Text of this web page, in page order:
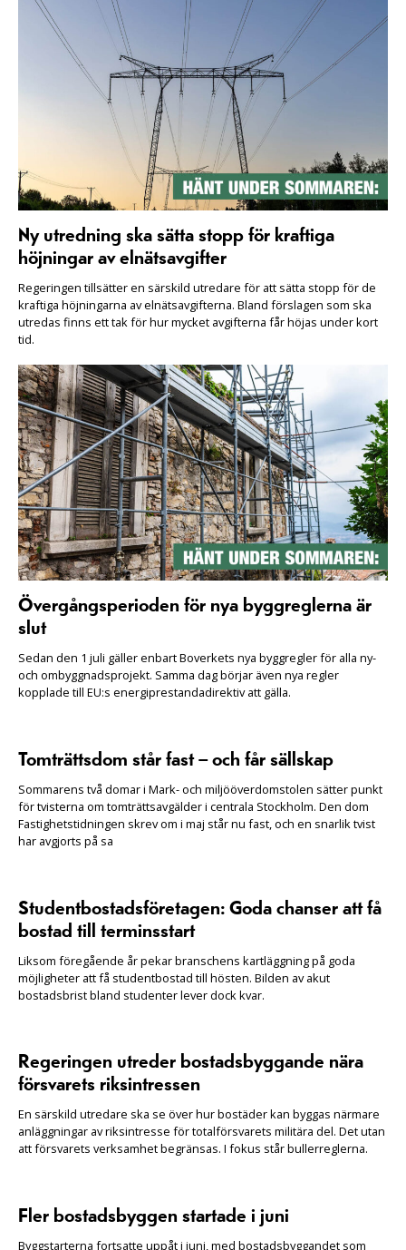
Ny utredning ska sätta stopp för kraftiga
höjningar av elnätsavgifter
Regeringen tillsätter en särskild utredare för att sätta stopp för de
kraftiga höjningarna av elnätsavgifterna. Bland förslagen som ska
utredas finns ett tak för hur mycket avgifterna får höjas under kort
tid.
Övergångsperioden för nya byggreglerna är
slut
Sedan den 1 juli gäller enbart Boverkets nya byggregler för alla ny-
och ombyggnadsprojekt. Samma dag börjar även nya regler
kopplade till EU:s energiprestandadirektiv att gälla.
Tomträttsdom står fast – och får sällskap
Sommarens två domar i Mark- och miljööverdomstolen sätter punkt
för tvisterna om tomträttsavgälder i centrala Stockholm. Den dom
Fastighetstidningen skrev om i maj står nu fast, och en snarlik tvist
har avgjorts på sa
Studentbostadsföretagen: Goda chanser att få
bostad till terminsstart
Liksom föregående år pekar branschens kartläggning på goda
möjligheter att få studentbostad till hösten. Bilden av akut
bostadsbrist bland studenter lever dock kvar.
Regeringen utreder bostadsbyggande nära
försvarets riksintressen
En särskild utredare ska se över hur bostäder kan byggas närmare
anläggningar av riksintresse för totalförsvarets militära del. Det utan
att försvarets verksamhet begränsas. I fokus står bullerreglerna.
Fler bostadsbyggen startade i juni
Byggstarterna fortsatte uppåt i juni, med bostadsbyggandet som